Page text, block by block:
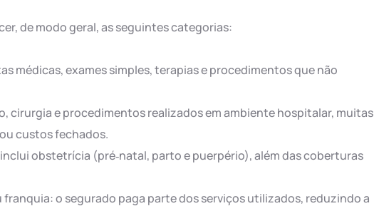
de modo geral, as seguintes categorias:
médicas, exames simples, terapias e procedimentos que não
cirurgia e procedimentos realizados em ambiente hospitalar, muitas
custos fechados.
obstetrícia (pré‑natal, parto e puerpério), além das coberturas
o segurado paga parte dos serviços utilizados, reduzindo a